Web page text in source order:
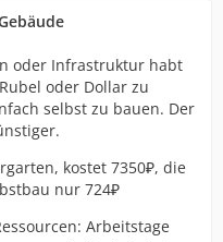
oder Infrastruktur habt
oder Dollar zu
selbst zu bauen. Der
kostet 7350₽, die
nur 724₽
Arbeitstage